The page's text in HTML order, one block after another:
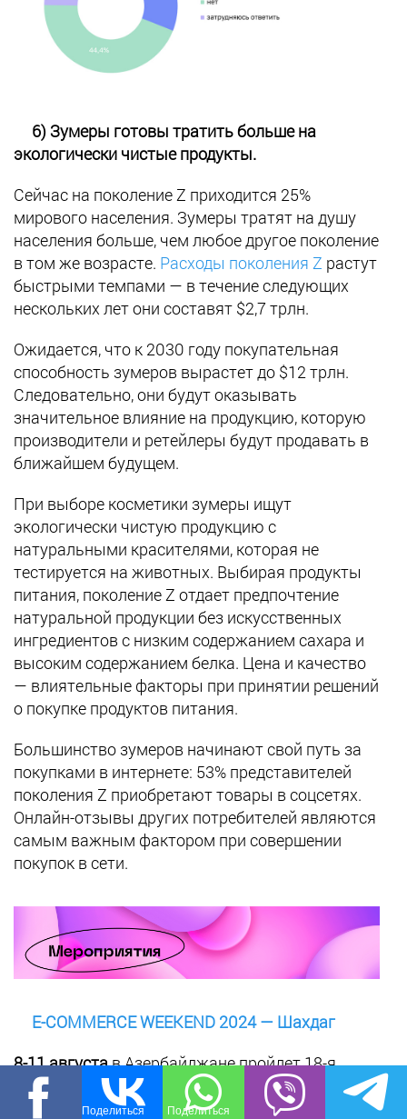
6) Зумеры готовы тратить больше на
экологически чистые продукты.
Сейчас на поколение Z приходится 25%
мирового населения. Зумеры тратят на душу
населения больше, чем любое другое поколение
в том же возрасте. Расходы поколения Z растут
быстрыми темпами — в течение следующих
нескольких лет они составят $2,7 трлн.
Ожидается, что к 2030 году покупательная
способность зумеров вырастет до $12 трлн.
Следовательно, они будут оказывать
значительное влияние на продукцию, которую
производители и ретейлеры будут продавать в
ближайшем будущем.
При выборе косметики зумеры ищут
экологически чистую продукцию с
натуральными красителями, которая не
тестируется на животных. Выбирая продукты
питания, поколение Z отдает предпочтение
натуральной продукции без искусственных
ингредиентов с низким содержанием сахара и
высоким содержанием белка. Цена и качество
— влиятельные факторы при принятии решений
о покупке продуктов питания.
Большинство зумеров начинают свой путь за
покупками в интернете: 53% представителей
поколения Z приобретают товары в соцсетях.
Онлайн-отзывы других потребителей являются
самым важным фактором при совершении
покупок в сети.
E-COMMERCE WEEKEND 2024 — Шахдаг
8-11 августав Азербайджане пройдет 18-я
встреча лидеров электронной торговли России.
На мероприятии запланирована деловая и
Поделиться Поделиться